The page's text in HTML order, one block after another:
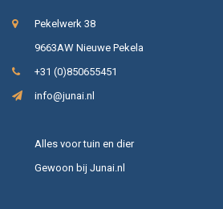
Pekelwerk 38
9663AW Nieuwe Pekela
+31 (0)850655451
info@junai.nl
Alles voor tuin en dier
Gewoon bij Junai.nl